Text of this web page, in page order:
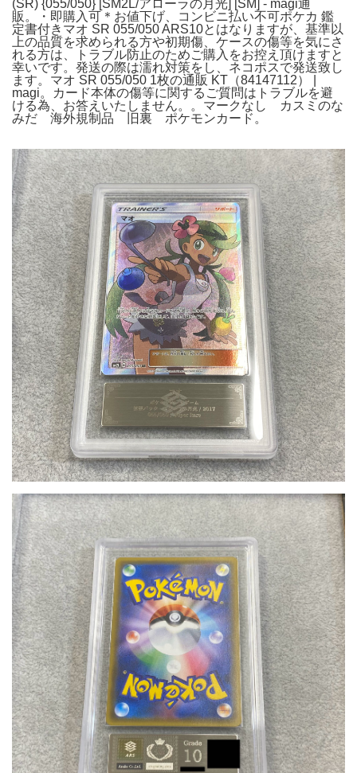
(SR) {055/050} [SM2L/アローラの月光] [SM] - magi通
販。・即購入可＊お値下げ、コンビニ払い不可ポケカ 鑑
定書付きマオ SR 055/050 ARS10とはなりますが、基準以
上の品質を求められる方や初期傷、ケースの傷等を気にさ
れる方は、トラブル防止のためご購入をお控え頂けますと
幸いです。発送の際は濡れ対策をし、ネコポスで発送致し
ます。マオ SR 055/050 1枚の通販 KT（84147112） |
magi。カード本体の傷等に関するご質問はトラブルを避
ける為、お答えいたしません。。マークなし カスミのな
みだ 海外規制品 旧裏 ポケモンカード。